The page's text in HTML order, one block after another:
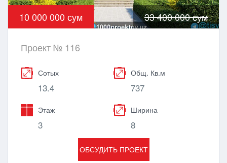
10 000 000 сум 33 400 000 сум
Проект № 116
Сотых
13.4
Общ. Кв.м
737
Этаж
3
Ширина
8
ОБСУДИТЬ ПРОЕКТ